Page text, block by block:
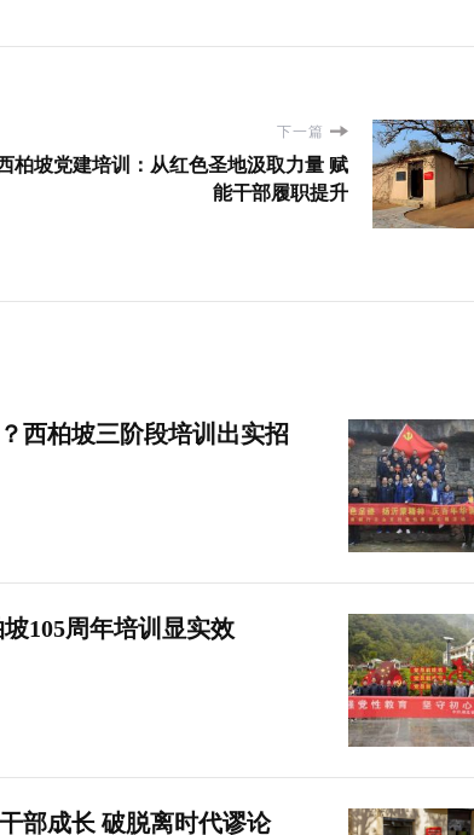
下一篇
柏坡党建培训：从红色圣地汲取力量 赋
能干部履职提升
西柏坡三阶段培训出实招
105周年培训显实效
部成长 破脱离时代谬论